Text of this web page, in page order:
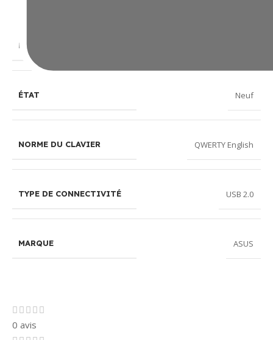
MODÉLE
ÉTAT Neuf
NORME DU CLAVIER QWERTY English
TYPE DE CONNECTIVITÉ USB 2.0
MARQUE ASUS
0 avis